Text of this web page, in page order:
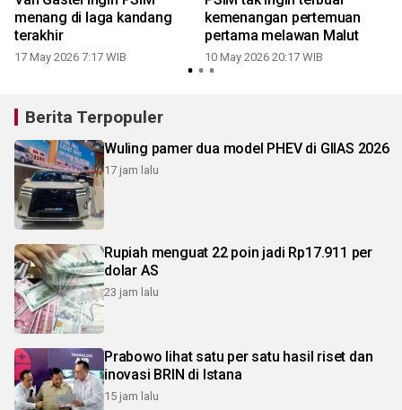
menang di laga kandang
terakhir
17 May 2026 7:17 WIB
kemenangan pertemuan
pertama melawan Malut
10 May 2026 20:17 WIB
Berita Terpopuler
Wuling pamer dua model PHEV di GIIAS 2026
17 jam lalu
Rupiah menguat 22 poin jadi Rp17.911 per
dolar AS
23 jam lalu
Prabowo lihat satu per satu hasil riset dan
inovasi BRIN di Istana
15 jam lalu